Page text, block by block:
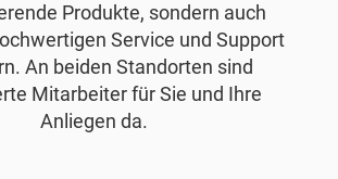
Produkte, sondern auch
Service und Support
An beiden Standorten sind
Mitarbeiter für Sie und Ihre
Anliegen da.